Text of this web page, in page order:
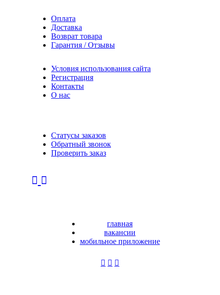
Оплата
Доставка
Возврат товара
Гарантия / Отзывы
Условия использования сайта
Регистрация
Контакты
О нас
Статусы заказов
Обратный звонок
Проверить заказ
главная
вакансии
мобильное приложение